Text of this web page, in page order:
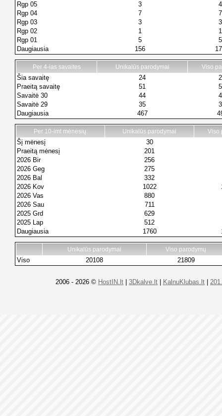
Rgp 05
3
4
Rgp 04
7
7
Rgp 03
3
3
Rgp 02
1
1
Rgp 01
5
5
Daugiausia
156
Per 4-ias savaites Unikalūs parodymai Viso
Šia savaitę 24
Praeitą savaitę
51
Savaitė 30
44
Savaitė 29
35
Daugiausia
467
Per 10-imt mėnesių: Unikalūs parodymai Viso
Šį mėnesį
30
Praeitą mėnesį
201
2026 Bir
256
2026 Geg
275
2026 Bal
332
2026 Kov
1022
2026 Vas
880
2026 Sau
711
2025 Grd
629
2025 Lap
512
Daugiausia
1760
Unikalūs parodymai Viso parodymų
Viso 20108 21809
2006 - 2026 © HostIN.lt 3Dkalve.lt KalnuKlubas.lt